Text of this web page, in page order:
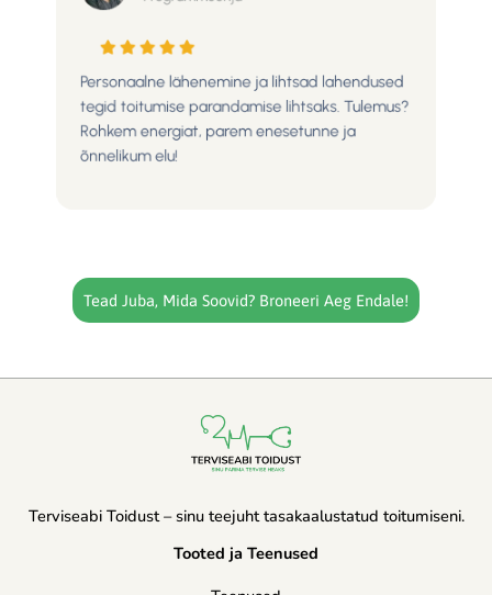
Personaalne lähenemine ja lihtsad lahendused
tegid toitumise parandamise lihtsaks. Tulemus?
Rohkem energiat, parem enesetunne ja
õnnelikum elu!
Tead Juba, Mida Soovid? Broneeri Aeg Endale!
Terviseabi Toidust – sinu teejuht tasakaalustatud toitumiseni.
Tooted ja Teenused